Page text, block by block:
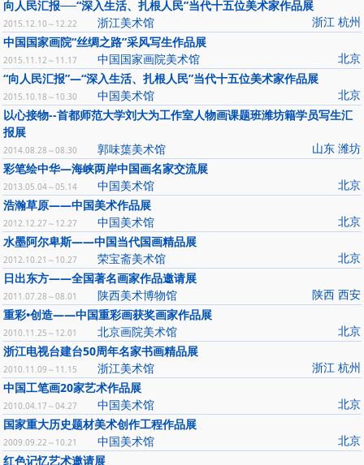
向人民汇报──“深入生活、扎根人民”当代十五位美术家作品展
浙江 杭州
2015.12.10～12.22
浙江美术馆
中国国家画院“丝绸之路”采风写生作品展
北京
2015.11.12～11.17
中国国家画院美术馆
“向人民汇报”—“深入生活、扎根人民”当代十五位美术家作品展
北京
2015.10.18～10.30
中国美术馆
以心接物--首都师范大学刘大为工作室人物画课题班潍坊籍学员写生汇
报展
山东 潍坊
2014.08.28～08.30
郭味蕖美术馆
彩笔绘中华—海峡两岸中国画名家交流展
北京
2013.05.04～05.14
中国美术馆
浩瀚草原——中国美术作品展
北京
2012.12.27～12.27
中国美术馆
水墨阿尔卑斯——中国当代国画精品展
北京
2012.10.21～10.27
荣宝斋美术馆
日出东方——全国著名画家作品邀请展
陕西 西安
2011.07.28～08.01
陕西美术博物馆
重彩•创造——中国重彩画获奖画家作品展
北京
2010.11.25～12.01
北京画院美术馆
浙江电视台建台50周年名家书画精品展
浙江 杭州
2010.11.09～11.15
浙江美术馆
中国工笔画20家艺术作品展
北京
2010.04.17～04.27
中国美术馆
国家重大历史题材美术创作工程作品展
北京
2009.09.22～10.21
中国美术馆
红色记忆艺术邀请展